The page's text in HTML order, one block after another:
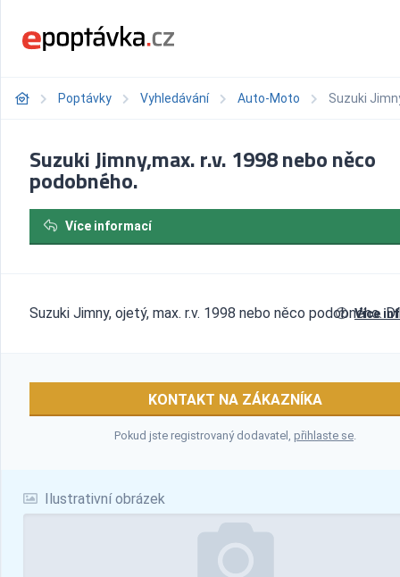
Poptávky Vyhledávání Auto-Moto Suzuki
Ilustrativní obrázek
Suzuki Jimny,max. r.v. 1998 nebo něco
podobného.
Více informací
Suzuki Jimny, ojetý, max. r.v. 1998 nebo něco podobného.
Více
KONTAKT NA ZÁKAZNÍKA
Pokud jste registrovaný dodavatel, přihlaste se.